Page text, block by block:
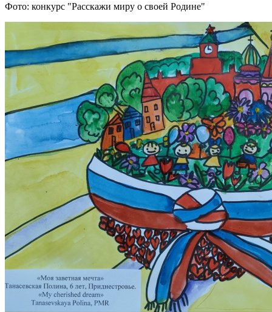
Фото: конкурс "Расскажи миру о своей Родине"